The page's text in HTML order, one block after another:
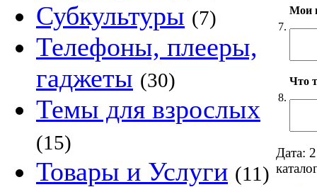
Субкультуры (7)
Телефоны, плееры,
гаджеты (30)
Темы для взрослых
(15)
Товары и Услуги (11)
7.
Мои
8.
Что
Дата: